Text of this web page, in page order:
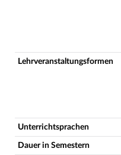
Lehrveranstaltungsformen
Unterrichtsprachen
Dauer in Semestern